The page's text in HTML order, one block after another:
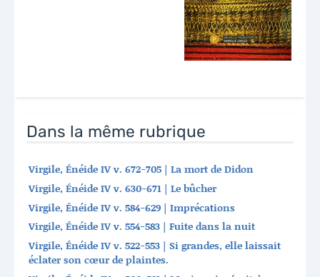
Dans la même rubrique
Virgile, Énéide IV v. 672-705 | La mort de Didon
Virgile, Énéide IV v. 630-671 | Le bûcher
Virgile, Énéide IV v. 584-629 | Imprécations
Virgile, Énéide IV v. 554-583 | Fuite dans la nuit
Virgile, Énéide IV v. 522-553 | Si grandes, elle laissait
éclater son cœur de plaintes.